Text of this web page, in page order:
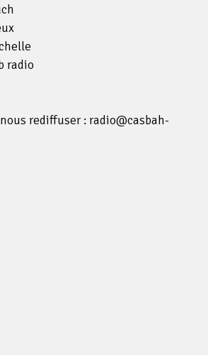
radio
rediffuser : radio@casbah-